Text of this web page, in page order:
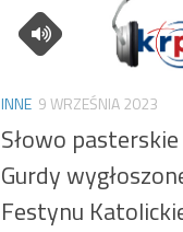
INNE 9 WRZEŚNIA 2023
Słowo
Gurdy
Festynu